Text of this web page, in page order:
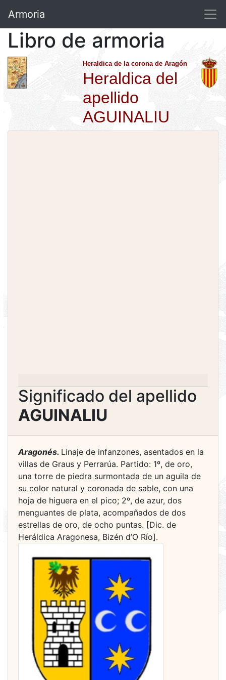
Armoria
Libro de armoria
Heraldica de la corona de Aragón
Heraldica del
apellido
AGUINALIU
Significado del apellido
AGUINALIU
Aragonés. Linaje de infanzones, asentados en la
villas de Graus y Perrarúa. Partido: 1º, de oro,
una torre de piedra surmontada de un aguila de
su color natural y coronada de sable, con una
hoja de higuera en el pico; 2º, de azur, dos
menguantes de plata, acompañados de dos
estrellas de oro, de ocho puntas. [Dic. de
Heráldica Aragonesa, Bizén d’O Río].